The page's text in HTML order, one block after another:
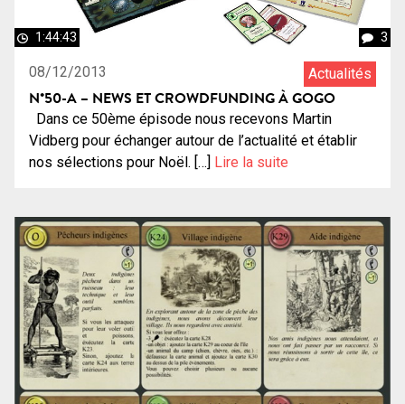
1:44:43 3
08/12/2013 Actualités
N°50-A – NEWS ET CROWDFUNDING À GOGO
Dans ce 50ème épisode nous recevons Martin
Vidberg pour échanger autour de l’actualité et établir
nos sélections pour Noël. […]
Lire la suite